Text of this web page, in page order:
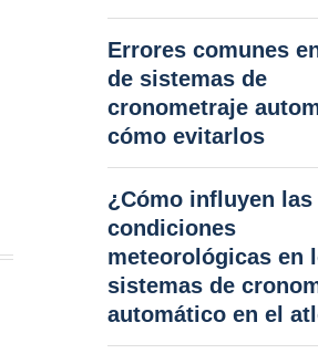
Errores comunes
de sistemas de
cronometraje
cómo evitarlos
¿Cómo influyen las
condiciones
meteorológicas en
sistemas de
automático en el